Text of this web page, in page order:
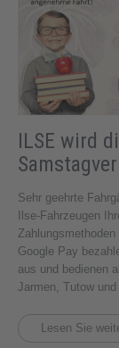
ILSE wird
Sehr geehrte
Ilse-Fahrzeugen
Google Pay
aus und bedienen
Jarmen, Tutow
Lesen Sie